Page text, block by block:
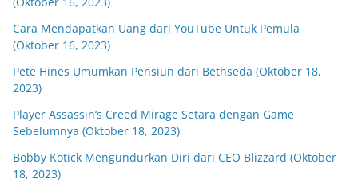
Cara Mendapatkan Uang dari YouTube Untuk Pemula
(Oktober 16, 2023)
Pete Hines Umumkan Pensiun dari Bethseda (Oktober 18,
2023)
Player Assassin’s Creed Mirage Setara dengan Game
Sebelumnya (Oktober 18, 2023)
Bobby Kotick Mengundurkan Diri dari CEO Blizzard (Oktober
18, 2023)